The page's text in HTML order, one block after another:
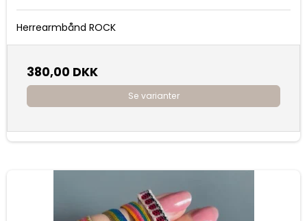
Herrearmbånd ROCK
380,00 DKK
Se varianter